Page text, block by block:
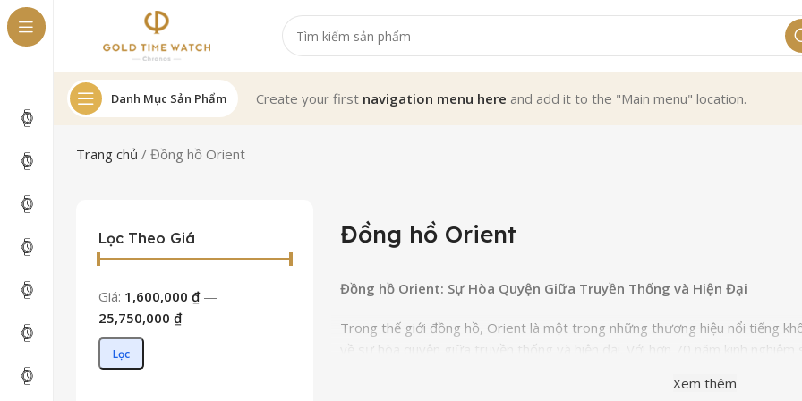
Danh Mục Sản Phẩm Create your first navigation menu here and add it to the "Main menu" location.
Trang chủ / Đồng hồ Orient
Lọc Theo Giá
Lọc
Giá: 1,600,000 ₫—
25,750,000 ₫
Đồng hồ Orient
Đồng hồ Orient: Sự Hòa Quyện Giữa Truyền Thống và Hiện Đại
Trong thế giới đồng hồ, Orient là một trong những thương hiệu nổi tiếng
về sự hòa quyện giữa truyền thống và hiện đại. Với hơn 70 năm kinh
Xem thêm